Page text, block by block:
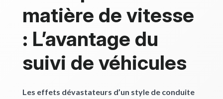
matière de vitesse
: L’avantage du
suivi de véhicules
Les effets dévastateurs d’un style de conduite